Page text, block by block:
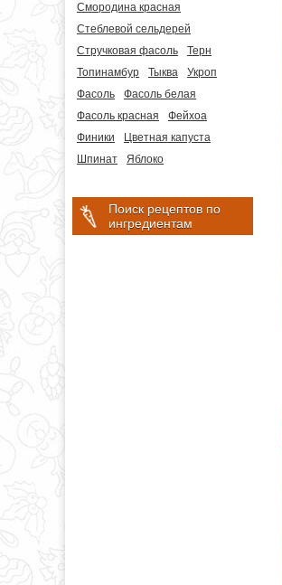
Смородина красная
Стеблевой сельдерей
Стручковая фасоль
Терн
Топинамбур
Тыква
Укроп
Фасоль
Фасоль белая
Фасоль красная
Фейхоа
Финики
Цветная капуста
Шпинат
Яблоко
Поиск рецептов по
ингредиентам